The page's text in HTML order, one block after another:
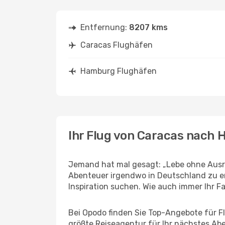
Entfernung: 8207 kms
Caracas Flughäfen
Hamburg Flughäfen
Ihr Flug von Caracas nach
Jemand hat mal gesagt: „Lebe ohne
Abenteuer irgendwo in Deutschland zu
Inspiration suchen. Wie auch immer Ihr
Bei Opodo finden Sie Top-Angebote für